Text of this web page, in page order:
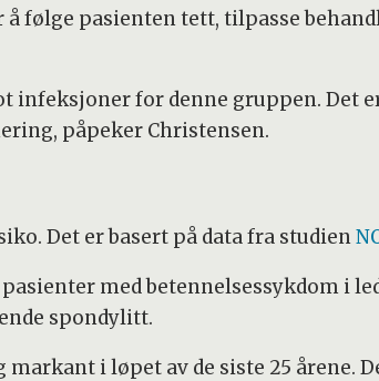
følge pasienten tett, tilpasse
infeksjoner for denne gruppen. Det
påpeker Christensen.
Det er basert på data fra studien
med betennelsessykdom i
spondylitt.
i løpet av de siste 25 årene.